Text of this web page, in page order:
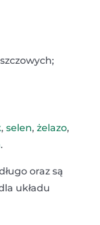
, selen, żelazo,
.
oraz są
układu